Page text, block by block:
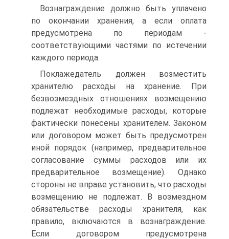
Вознаграждение должно быть уплачено
по окончании хранения, а если оплата
предусмотрена по периодам -
соответствующими частями по истечении
каждого периода.
Поклажедатель должен возместить
хранителю расходы на хранение. При
безвозмездных отношениях возмещению
подлежат необходимые расходы, которые
фактически понесены хранителем. Законом
или договором может быть предусмотрен
иной порядок (например, предварительное
согласование суммы расходов или их
предварительное возмещение). Однако
стороны не вправе установить, что расходы
возмещению не подлежат. В возмездном
обязательстве расходы хранителя, как
правило, включаются в вознаграждение.
Если договором предусмотрена